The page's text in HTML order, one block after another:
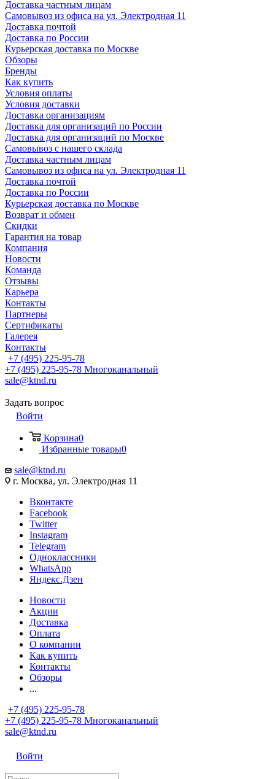
Доставка частным лицам
Самовывоз из офиса на ул. Электродная 11
Доставка почтой
Доставка по России
Курьерская доставка по Москве
Обзоры
Бренды
Как купить
Условия оплаты
Условия доставки
Доставка организациям
Доставка для организаций по России
Доставка для организаций по Москве
Самовывоз с нашего склада
Доставка частным лицам
Самовывоз из офиса на ул. Электродная 11
Доставка почтой
Доставка по России
Курьерская доставка по Москве
Возврат и обмен
Скидки
Гарантия на товар
Компания
Новости
Команда
Отзывы
Карьера
Контакты
Партнеры
Сертификаты
Галерея
Контакты
+7 (495) 225-95-78
+7 (495) 225-95-78 Многоканальный
sale@ktnd.ru
Задать вопрос
Войти
Корзина0
Избранные товары0
sale@ktnd.ru
г. Москва, ул. Электродная 11
Вконтакте
Facebook
Twitter
Instagram
Telegram
Одноклассники
WhatsApp
Яндекс.Дзен
Новости
Акции
Доставка
Оплата
О компании
Как купить
Контакты
Обзоры
...
+7 (495) 225-95-78
+7 (495) 225-95-78 Многоканальный
sale@ktnd.ru
Войти